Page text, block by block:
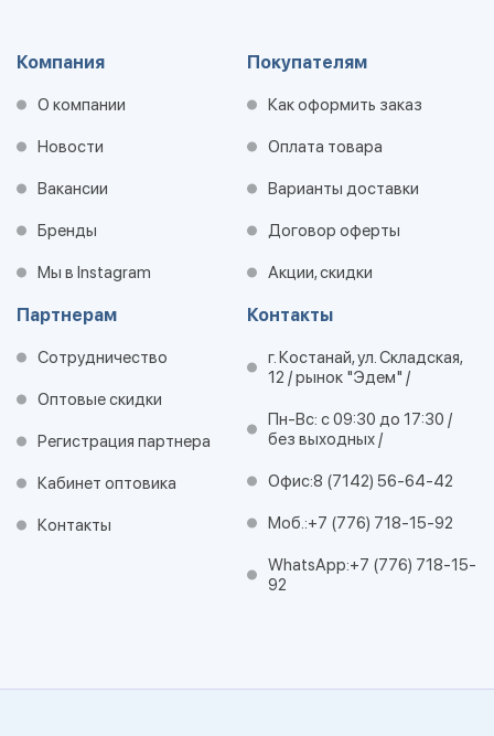
Компания
О компании
Новости
Вакансии
Бренды
Мы в Instagram
Покупателям
Как оформить заказ
Оплата товара
Варианты доставки
Договор оферты
Акции, скидки
Партнерам
Сотрудничество
Оптовые скидки
Регистрация партнера
Кабинет оптовика
Контакты
Контакты
г. Костанай, ул. Складская,
12 / рынок "Эдем" /
Пн-Вс: с 09:30 до 17:30 /
без выходных /
Офис:8 (7142) 56-64-42
Моб.:+7 (776) 718-15-92
WhatsApp:+7 (776) 718-15-
92